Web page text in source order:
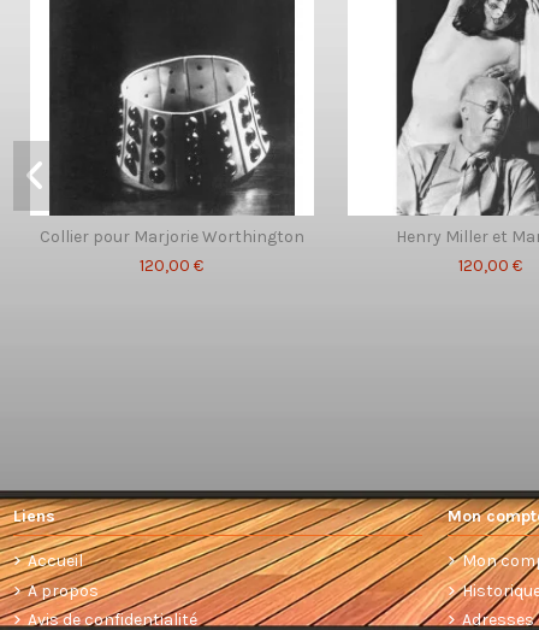
Collier pour Marjorie Worthington
120,00 €
Henry Miller et
120,00 €
Liens
Accueil
A propos
Avis de confidentialité
Mon
Mon
Adresses